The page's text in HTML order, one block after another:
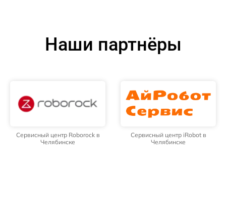
Наши партнёры
Сервисный центр Roborock в
Челябинске
Сервисный центр iRobot в
Челябинске